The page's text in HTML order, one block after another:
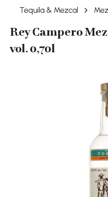
Tequila & Mezcal
Rey Campero
vol. 0,70l